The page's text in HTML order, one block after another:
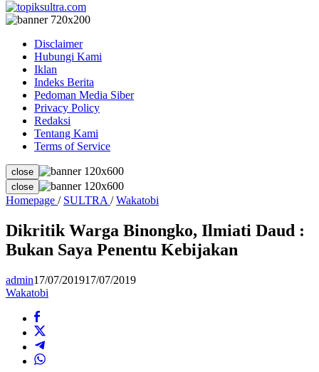
Disclaimer
Hubungi Kami
Iklan
Indeks Berita
Pedoman Media Siber
Privacy Policy
Redaksi
Tentang Kami
Terms of Service
close
close
Homepage / SULTRA / Wakatobi
Binongko,
Ilmiati
Daud
Dikritik Warga Binongko, Ilmiati Daud :
Bukan Saya Penentu Kebijakan
admin17/07/201917/07/2019
Wakatobi